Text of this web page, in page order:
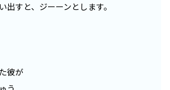
出すと、ジーーンとします。
彼が